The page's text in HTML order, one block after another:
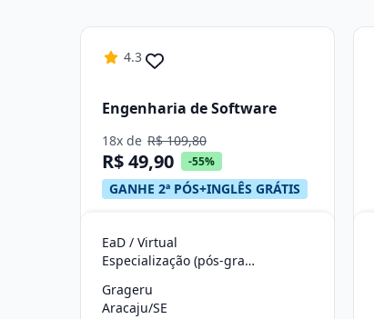
4.3
Engenharia de Software
18x de R$ 109,80
R$ 49,90 -55%
GANHE 2ª PÓS+INGLÊS GRÁTIS
EaD / Virtual
Especialização (pós-graduação)
Grageru
Aracaju/SE